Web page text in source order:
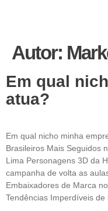
Autor:
Em qual
atua?
Em qual nicho minha
Brasileiros Mais Seguidos
Lima Personagens 3D da
campanha de volta as
Embaixadores de Marca
Tendências Imperdíveis